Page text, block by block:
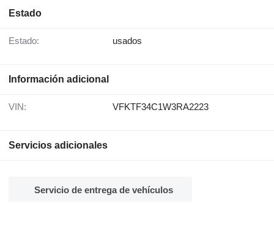
Estado
Estado: usados
Información adicional
VIN: VFKTF34C1W3RA2223
Servicios adicionales
Servicio de entrega de vehículos